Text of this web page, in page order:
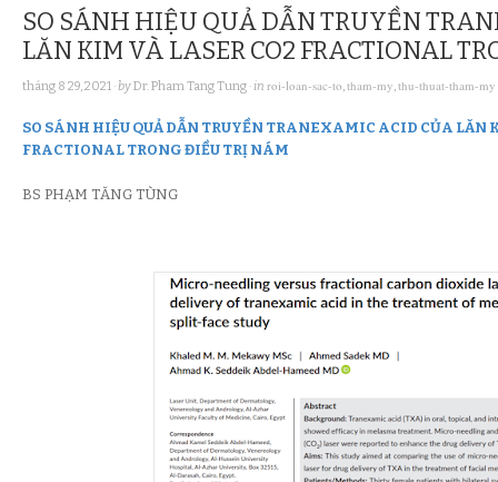
SO SÁNH HIỆU QUẢ DẪN TRUYỀN
LĂN KIM VÀ LASER CO2 FRACTIONAL
tháng 8 29, 2021 · byDr. Pham Tang Tung · in roi-loan-sac-to tham-my thu-thuat-tham-my
SO SÁNH HIỆU QUẢ DẪN TRUYỀN TRANEXAMIC ACID CỦA LĂN
FRACTIONAL TRONG ĐIỀU TRỊ NÁM
BS PHẠM TĂNG TÙNG